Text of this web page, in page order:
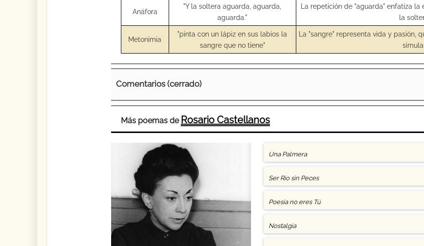
Anáfora
"Y la soltera aguarda, aguarda,
aguarda."
La repetición de "aguarda" enfatiza
la
Metonimia
"pinta con un lápiz en sus labios la
sangre que no tiene"
La "sangre" representa vida y pasión,
Comentarios (cerrado)
Más poemas de Rosario Castellanos
Una Palmera
Ser Río sin Peces
Poesía no eres Tú
Nostalgia